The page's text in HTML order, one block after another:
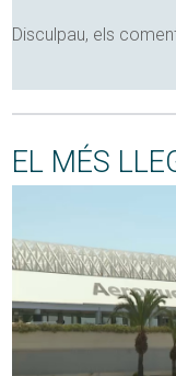
Disculpau, els
EL MÉS